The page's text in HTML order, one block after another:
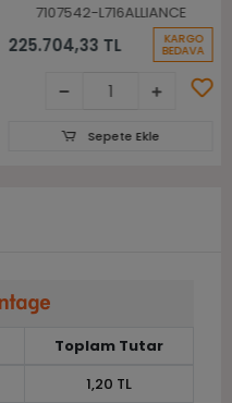
7107542-L716ALLIANCE
225.704,33 TL KARGO
BEDAVA
Sepete Ekle
Toplam Tutar
1,20 TL